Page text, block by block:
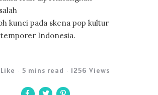
kunci pada skena pop kultur
Indonesia.
Like 5 mins read 1256 Views